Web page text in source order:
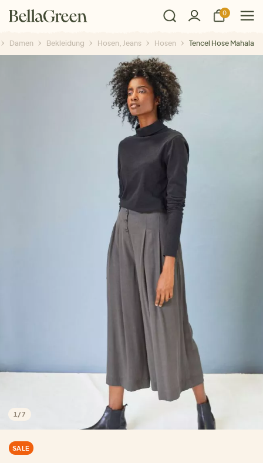
0
Damen Bekleidung Hosen, Jeans Hosen Tencel Hose Mahala
1 /7
SALE